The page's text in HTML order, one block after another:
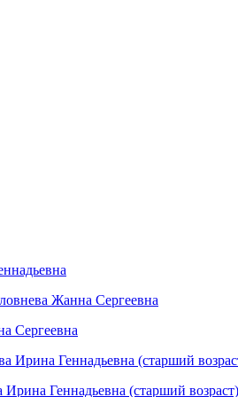
Жанна Сергеевна
Сергеевна
Ирина Геннадьевна (старший
Геннадьевна (старший возраст)